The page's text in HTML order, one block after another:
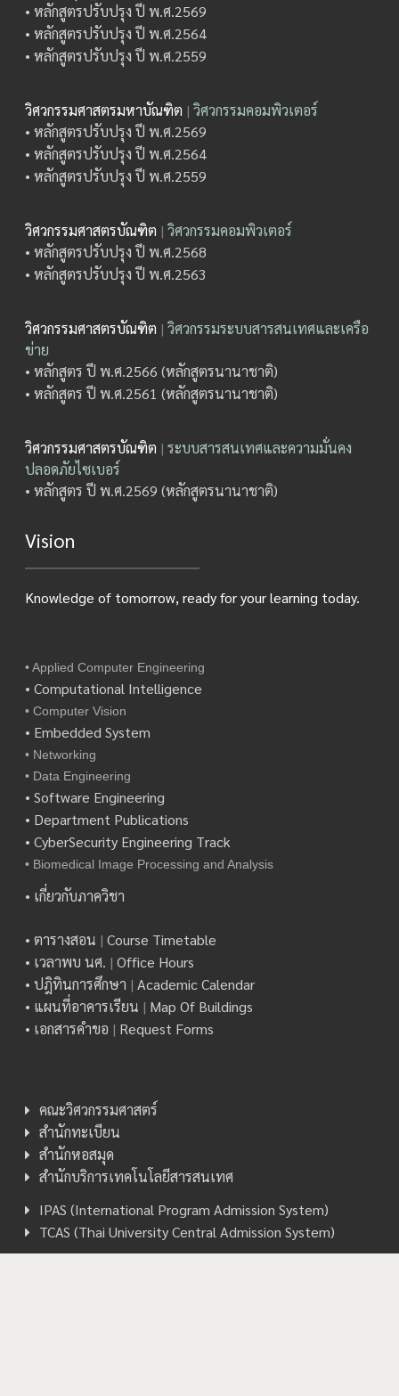
• หลักสูตรปรับปรุง ปี พ.ศ.2569
• หลักสูตรปรับปรุง ปี พ.ศ.2564
• หลักสูตรปรับปรุง ปี พ.ศ.2559
วิศวกรรมศาสตรมหาบัณฑิต | วิศวกรรมคอมพิวเตอร์
• หลักสูตรปรับปรุง ปี พ.ศ.2569
• หลักสูตรปรับปรุง ปี พ.ศ.2564
• หลักสูตรปรับปรุง ปี พ.ศ.2559
วิศวกรรมศาสตรบัณฑิต | วิศวกรรมคอมพิวเตอร์
• หลักสูตรปรับปรุง ปี พ.ศ.2568
• หลักสูตรปรับปรุง ปี พ.ศ.2563
วิศวกรรมศาสตรบัณฑิต | วิศวกรรมระบบสารสนเทศและเครือ
ข่าย
• หลักสูตร ปี พ.ศ.2566 (หลักสูตรนานาชาติ)
• หลักสูตร ปี พ.ศ.2561 (หลักสูตรนานาชาติ)
วิศวกรรมศาสตรบัณฑิต | ระบบสารสนเทศและความมั่นคง
ปลอดภัยไซเบอร์
• หลักสูตร ปี พ.ศ.2569 (หลักสูตรนานาชาติ)
Vision
Knowledge of tomorrow, ready for your learning today.
• Applied Computer Engineering
• Computational Intelligence
• Computer Vision
• Embedded System
• Networking
• Data Engineering
• Software Engineering
• Department Publications
• CyberSecurity Engineering Track
• Biomedical Image Processing and Analysis
• เกี่ยวกับภาควิชา
• ตารางสอน | Course Timetable
• เวลาพบ นศ. | Office Hours
• ปฎิทินการศึกษา | Academic Calendar
• แผนที่อาคารเรียน | Map Of Buildings
• เอกสารคำขอ | Request Forms
คณะวิศวกรรมศาสตร์
สำนักทะเบียน
สำนักหอสมุด
สำนักบริการเทคโนโลยีสารสนเทศ
IPAS (International Program Admission System)
TCAS (Thai University Central Admission System)